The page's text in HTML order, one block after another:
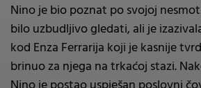
Nino je bio poznat po svojoj
bilo uzbudljivo gledati, ali je
kod Enza Ferrarija koji je kasnije
brinuo za njega na trkaćoj stazi.